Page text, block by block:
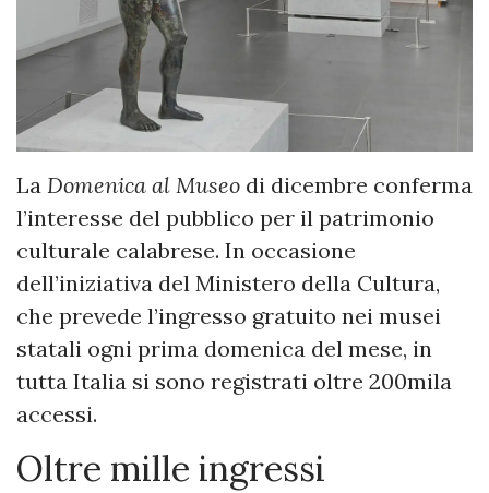
La Domenica al Museo di dicembre conferma
l’interesse del pubblico per il patrimonio
culturale calabrese. In occasione
dell’iniziativa del Ministero della Cultura,
che prevede l’ingresso gratuito nei musei
statali ogni prima domenica del mese, in
tutta Italia si sono registrati oltre 200mila
accessi.
Oltre mille ingressi